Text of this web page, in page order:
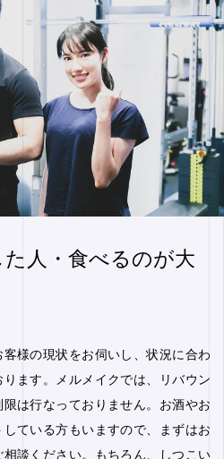
人・食べるのが大
様の現状をお伺いし、状況に合わ
ます。メルメイクでは、リバウン
は行なっておりません。お酒やお
ている方もいますので、まずはお
談ください。もちろん、しつこい